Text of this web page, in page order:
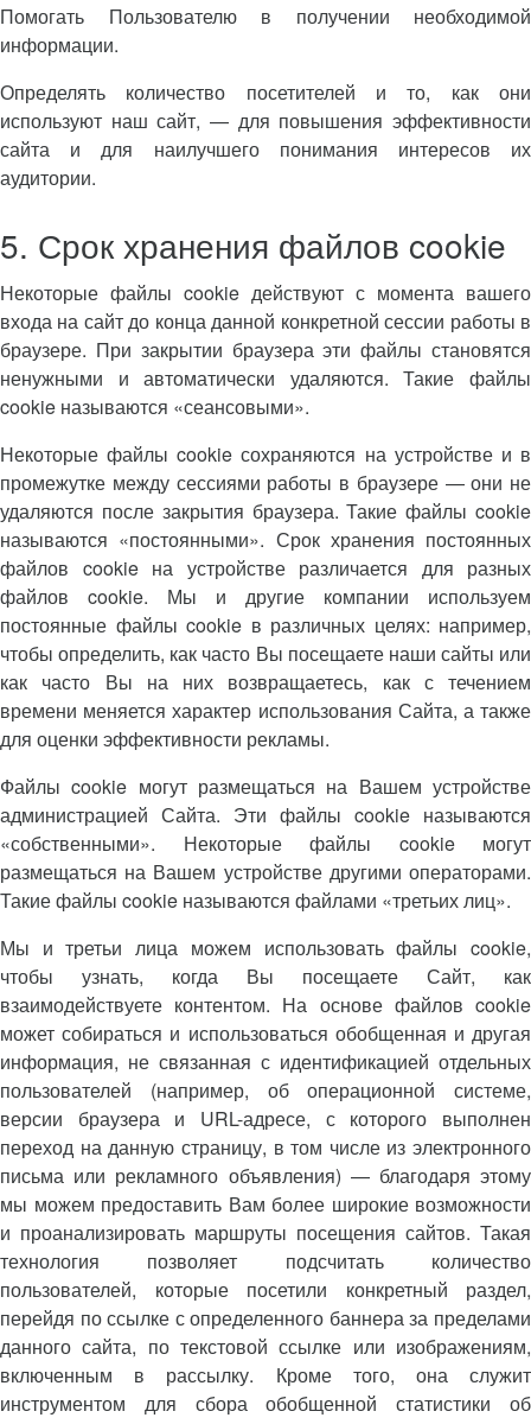
Помогать Пользователю в получении необходимой
информации.
Определять количество посетителей и то, как они
используют наш сайт, — для повышения эффективности
сайта и для наилучшего понимания интересов их
аудитории.
5. Срок хранения файлов cookie
Некоторые файлы cookie действуют с момента вашего
входа на сайт до конца данной конкретной сессии работы в
браузере. При закрытии браузера эти файлы становятся
ненужными и автоматически удаляются. Такие файлы
cookie называются «сеансовыми».
Некоторые файлы cookie сохраняются на устройстве и в
промежутке между сессиями работы в браузере — они не
удаляются после закрытия браузера. Такие файлы cookie
называются «постоянными». Срок хранения постоянных
файлов cookie на устройстве различается для разных
файлов cookie. Мы и другие компании используем
постоянные файлы cookie в различных целях: например,
чтобы определить, как часто Вы посещаете наши сайты или
как часто Вы на них возвращаетесь, как с течением
времени меняется характер использования Сайта, а также
для оценки эффективности рекламы.
Файлы cookie могут размещаться на Вашем устройстве
администрацией Сайта. Эти файлы cookie называются
«собственными». Некоторые файлы cookie могут
размещаться на Вашем устройстве другими операторами.
Такие файлы cookie называются файлами «третьих лиц».
Мы и третьи лица можем использовать файлы cookie,
чтобы узнать, когда Вы посещаете Сайт, как
взаимодействуете контентом. На основе файлов cookie
может собираться и использоваться обобщенная и другая
информация, не связанная с идентификацией отдельных
пользователей (например, об операционной системе,
версии браузера и URL-адресе, с которого выполнен
переход на данную страницу, в том числе из электронного
письма или рекламного объявления) — благодаря этому
мы можем предоставить Вам более широкие возможности
и проанализировать маршруты посещения сайтов. Такая
технология позволяет подсчитать количество
пользователей, которые посетили конкретный раздел,
перейдя по ссылке с определенного баннера за пределами
данного сайта, по текстовой ссылке или изображениям,
включенным в рассылку. Кроме того, она служит
инструментом для сбора обобщенной статистики об